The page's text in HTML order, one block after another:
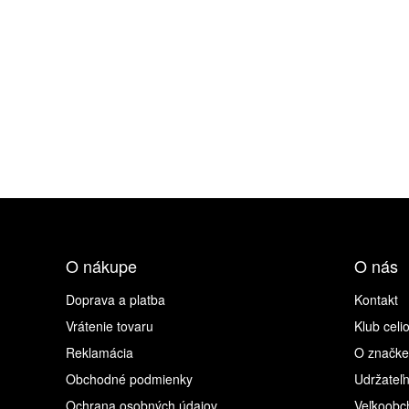
O nákupe
Doprava a platba
Vrátenie tovaru
Reklamácia
Obchodné podmienky
Ochrana osobných údajov
O nás
Kontakt
Klub
O značke